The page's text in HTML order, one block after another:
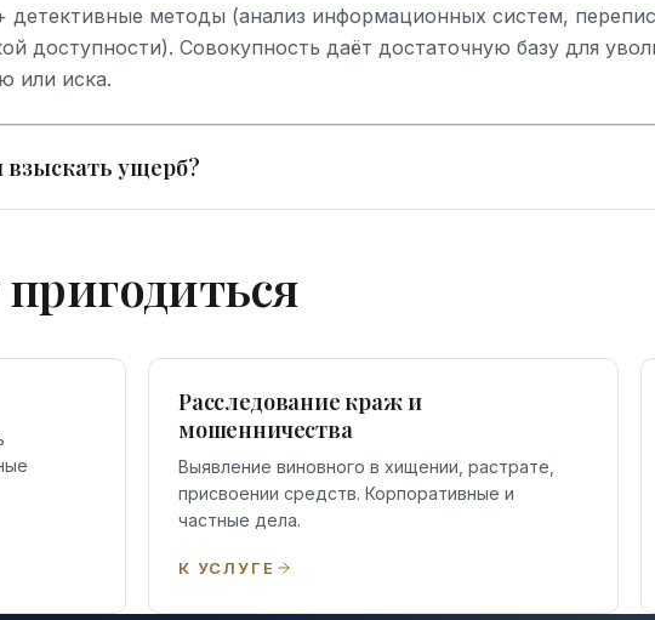
детективные методы (анализ информационных систем,
доступности). Совокупность даёт достаточную базу для
или иска.
ущерб?
Расследование краж и
мошенничества
Выявление виновного в хищении, растрате,
присвоении средств. Корпоративные и
частные дела.
К УСЛУГЕ